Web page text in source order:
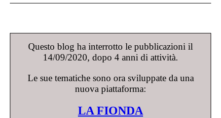
Questo blog ha interrotto le pubblicazioni il
14/09/2020, dopo 4 anni di attività.
Le sue tematiche sono ora sviluppate da una
nuova piattaforma:
LA FIONDA